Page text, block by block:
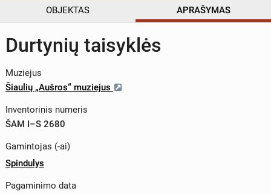
OBJEKTAS APRAŠYMAS
Durtynių taisyklės
Muziejus
Šiaulių „Aušros“ muziejus
Inventorinis numeris
ŠAM I–S 2680
Gamintojas (-ai)
Spindulys
Pagaminimo data